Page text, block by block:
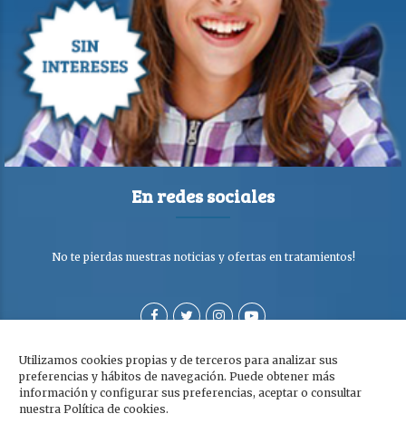
Utilizamos cookies propias y de terceros para analizar sus
preferencias y hábitos de navegación. Puede obtener más
información y configurar sus preferencias, aceptar o consultar
nuestra Política de cookies.
En redes sociales
No te pierdas nuestras noticias y ofertas en tratamientos!